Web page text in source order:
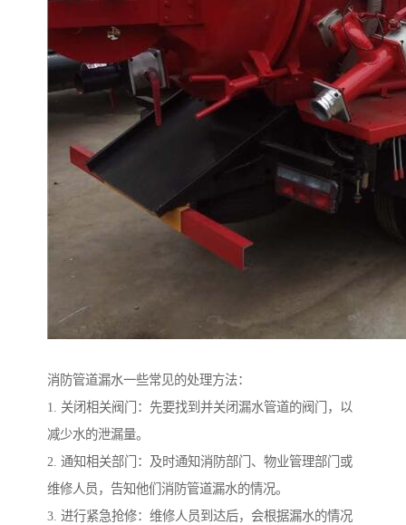
消防管道漏水一些常见的处理方法：
1. 关闭相关阀门：先要找到并关闭漏水管道的阀门，以
减少水的泄漏量。
2. 通知相关部门：及时通知消防部门、物业管理部门或
维修人员，告知他们消防管道漏水的情况。
3. 进行紧急抢修：维修人员到达后，会根据漏水的情况